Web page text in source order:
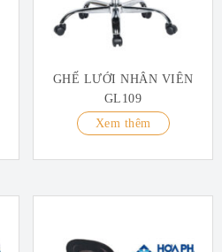
GHẾ LƯỚI NHÂN VIÊN
GL109
Xem thêm